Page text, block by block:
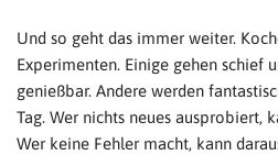
Und so geht das immer weiter.
Experimenten. Einige gehen schief
genießbar. Andere werden
Tag. Wer nichts neues ausprobiert,
Wer keine Fehler macht, kann